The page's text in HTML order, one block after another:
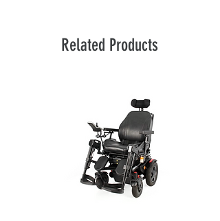
Related Products